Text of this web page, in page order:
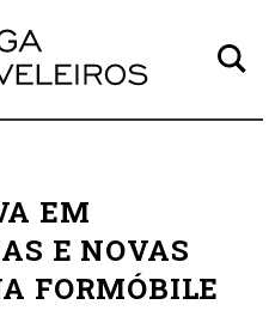
EM
E NOVAS
FORMÓBILE